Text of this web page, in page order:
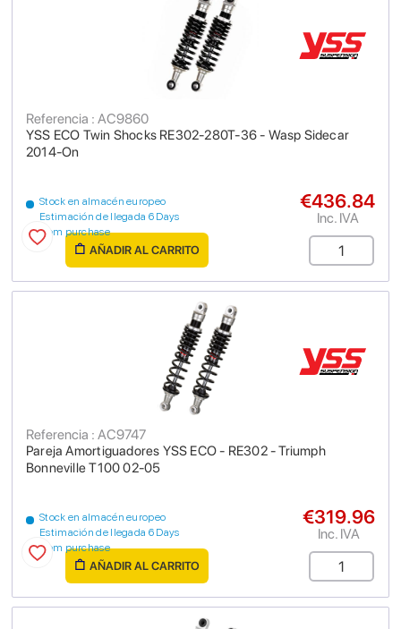
YSS ECO Twin Shocks RE302-280T-36 - Wasp Sidecar
2014-On
Referencia : AC9860
Stock en almacén europeo
Estimación de llegada 6 Days
from purchase
€436.84
Inc. IVA
AÑADIR AL CARRITO
Pareja Amortiguadores YSS ECO - RE302 - Triumph
Bonneville T100 02-05
Referencia : AC9747
Stock en almacén europeo
Estimación de llegada 6 Days
from purchase
€319.96
Inc. IVA
AÑADIR AL CARRITO